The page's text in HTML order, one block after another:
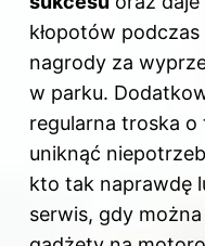
kłopotów podczas
nagrody za
w parku.
regularna troska
uniknąć
kto tak naprawdę
serwis, gdy